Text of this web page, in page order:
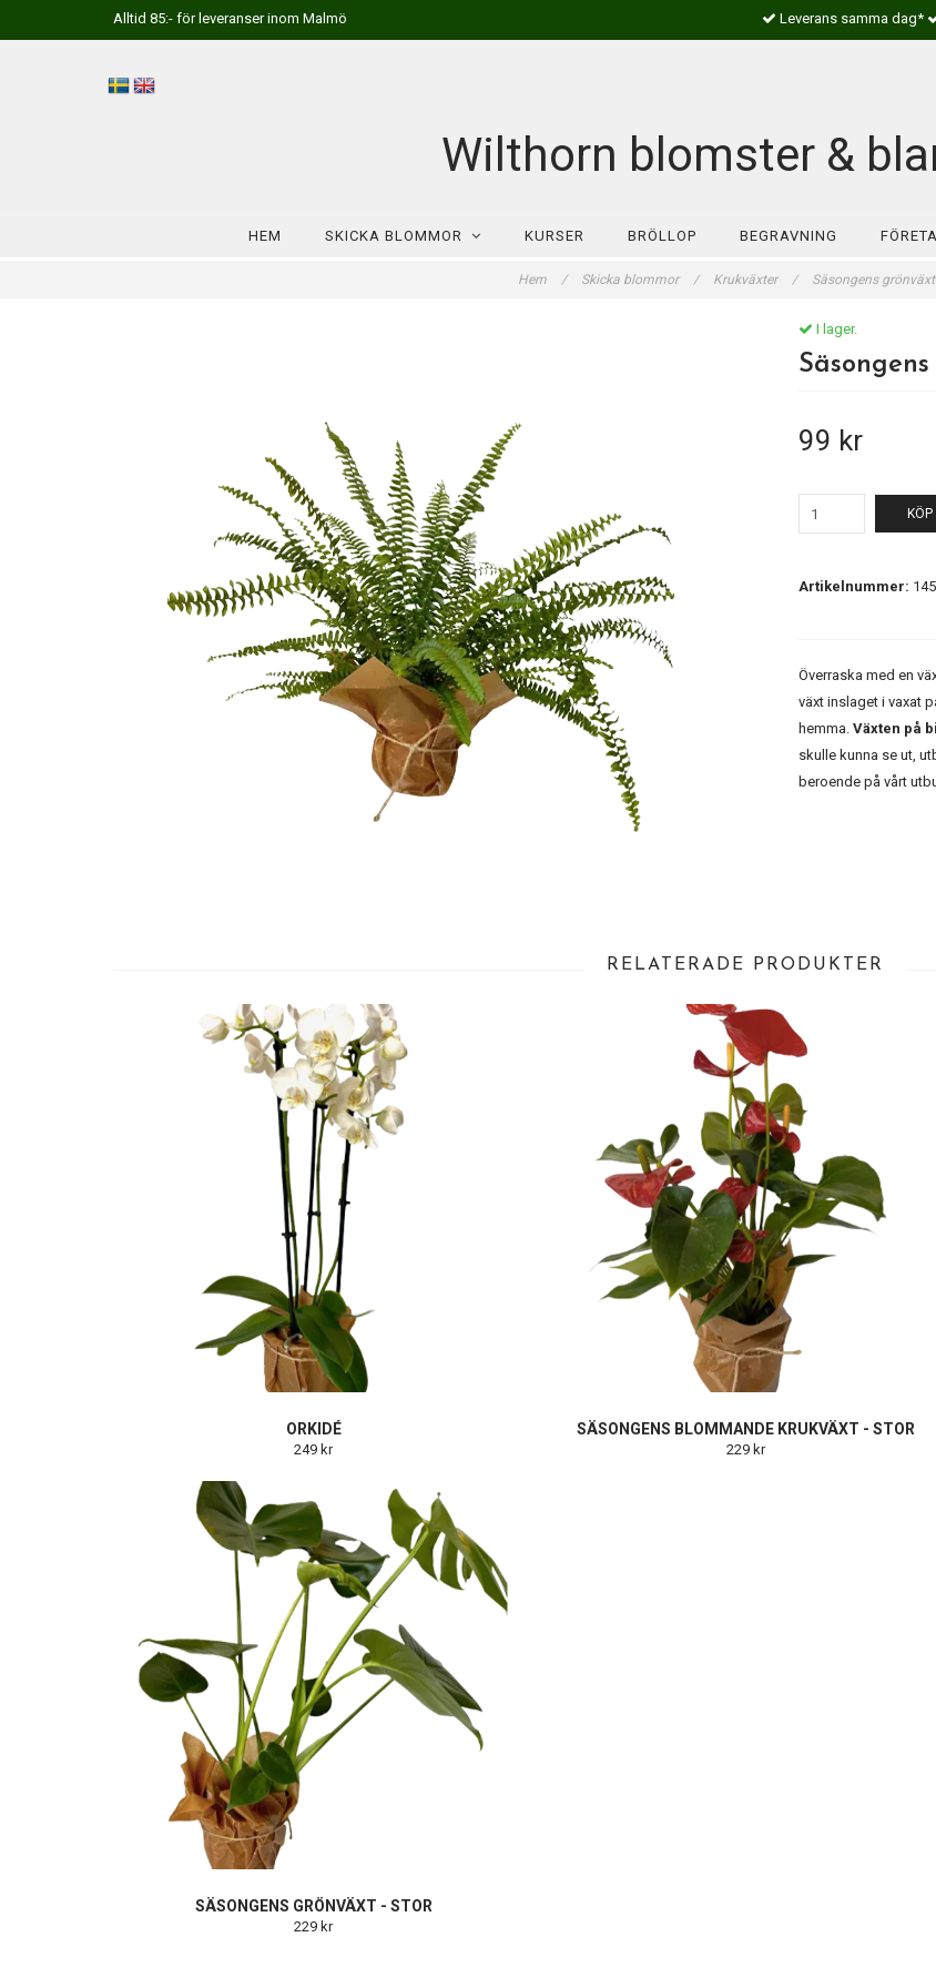
Alltid 85:- för leveranser inom Malmö Leverans samma dag*
Wilthorn blomster &
HEM SKICKA BLOMMOR KURSER BRÖLLOP BEGRAVNING
Hem / Skicka blommor / Krukväxter / Säsongens
I lager.
99 kr
KÖP
Artikelnummer: 145
Överraska med en
växt inslaget i vaxat
hemma. Växten på
skulle kunna se ut,
beroende på vårt
RELATERADE PRODUKTER
ORKIDÉ
249 kr
SÄSONGENS BLOMMANDE KRUKVÄXT - STOR
229 kr
SÄSONGENS GRÖNVÄXT - STOR
229 kr